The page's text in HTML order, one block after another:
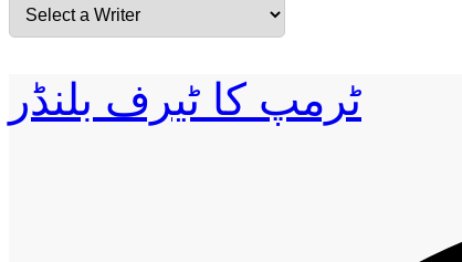
ٹرمپ کا ٹیرف بلنڈر